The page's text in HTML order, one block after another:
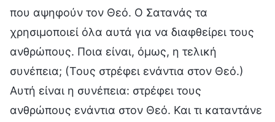
που αψηφούν τον Θεό. Ο Σατανάς τα
χρησιμοποιεί όλα αυτά για να διαφθείρει τους
ανθρώπους. Ποια είναι, όμως, η τελική
συνέπεια; (Τους στρέφει ενάντια στον Θεό.)
Αυτή είναι η συνέπεια: στρέφει τους
ανθρώπους ενάντια στον Θεό. Και τι καταντάνε